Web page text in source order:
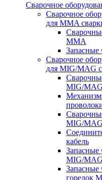
Сварочное
Сварочное
для MMA
MMA
Запасные
Сварочное
для MIG/MAG
MIG/MAG
MIG/MAG
кабель
Запасные
MIG/MAG
Запасные
горелок